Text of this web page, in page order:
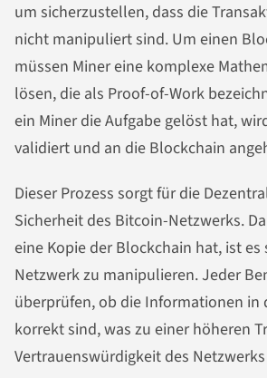
um sicherzustellen, dass die
nicht manipuliert sind. Um einen
müssen Miner eine komplexe
lösen, die als Proof-of-Work
ein Miner die Aufgabe gelöst hat,
validiert und an die Blockchain
Dieser Prozess sorgt für die
Sicherheit des Bitcoin-Netzwerks.
eine Kopie der Blockchain hat, ist es
Netzwerk zu manipulieren. Jeder
überprüfen, ob die Informationen in
korrekt sind, was zu einer höheren
Vertrauenswürdigkeit des